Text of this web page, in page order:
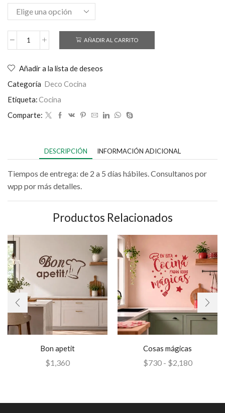
AÑADIR AL CARRITO
Añadir a la lista de deseos
Categoría Deco Cocina
Etiqueta:Cocina
Comparte:
DESCRIPCIÓN INFORMACIÓN ADICIONAL
Tiempos de entrega: de 2 a 5 días hábiles. Consultanos por
wpp por más detalles.
Productos Relacionados
Bon apetit
$1,360
Cosas mágicas
$730 - $2,180